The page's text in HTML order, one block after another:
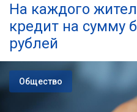
На каждого
кредит на сумму
рублей
Общество